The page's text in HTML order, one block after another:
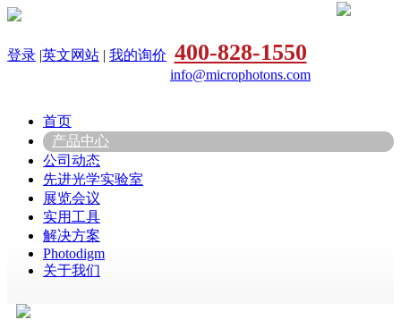
登录 |英文网站 | 我的询价 400-828-1550
info@microphotons.com
首页
产品中心
公司动态
先进光学实验室
展览会议
实用工具
解决方案
Photodigm
关于我们